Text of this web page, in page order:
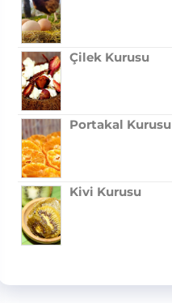
Çilek Kurusu
Portakal Kurusu
Kivi Kurusu